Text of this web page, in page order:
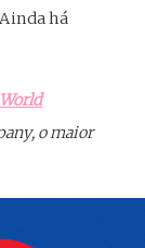
há
o maior